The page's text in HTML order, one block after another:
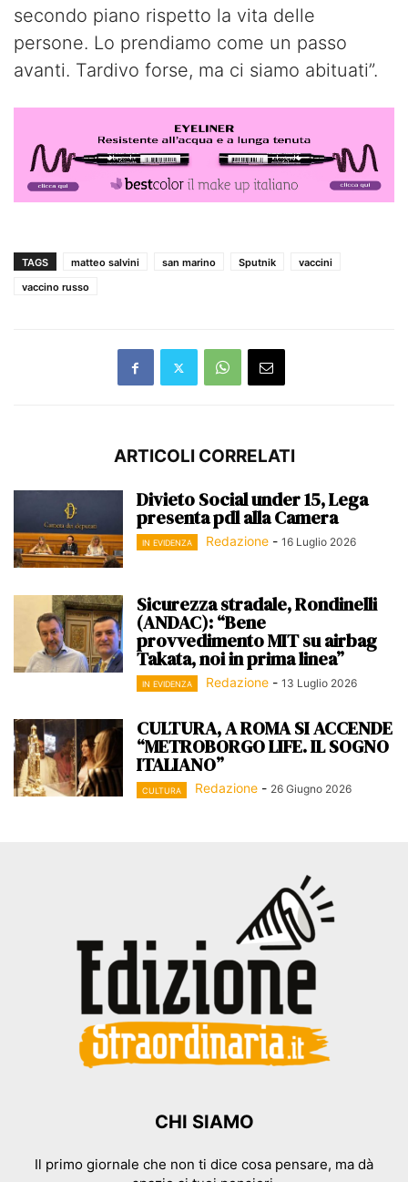
secondo piano rispetto la vita delle
persone. Lo prendiamo come un passo
avanti. Tardivo forse, ma ci siamo abituati”.
TAGS matteo salvini san marino Sputnik
vaccini
vaccino russo
ARTICOLI CORRELATI
Divieto Social under 15, Lega
presenta pdl alla Camera
IN EVIDENZA Redazione - 16 Luglio 2026
Sicurezza stradale, Rondinelli
(ANDAC): “Bene
provvedimento MIT su airbag
Takata, noi in prima linea”
IN EVIDENZA Redazione - 13 Luglio 2026
CULTURA, A ROMA SI ACCENDE
“METROBORGO LIFE. IL SOGNO
ITALIANO”
CULTURA Redazione - 26 Giugno 2026
CHI SIAMO
Il primo giornale che non ti dice cosa pensare, ma dà